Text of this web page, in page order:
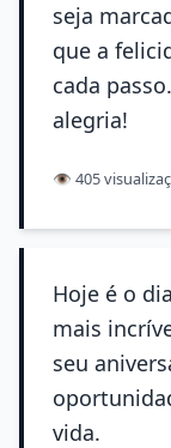
seja
que a
cada
alegria!
👁️ 405
Hoje é o
mais
seu
vida.